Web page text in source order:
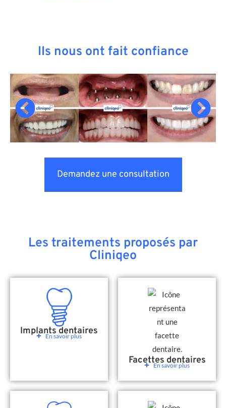
Ils nous ont fait confiance
Demandez une consultation
Les traitements proposés par
Cliniqeo
Implants dentaires
En savoir plus
Facettes dentaires
En savoir plus